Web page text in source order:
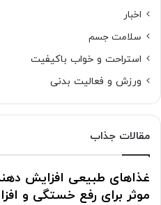
اخبار
سلامت جسم
استراحت و خواب باکیفیت
ورزش و فعالیت بدنی
مقالات جذاب
موثر برای رفع خستگی و